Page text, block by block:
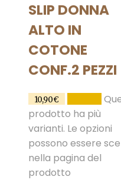
SLIP DONNA
ALTO IN
COTONE
CONF.2 PEZZI
10,90€
prodotto ha più
varianti. Le opzioni
possono essere
nella pagina del
prodotto